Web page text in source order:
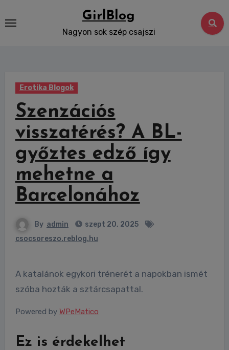
to
GirlBlog
Nagyon sok szép csajszi
Erotika Blogok
Szenzációs
visszatérés? A BL-
győztes edző így
mehetne a
Barcelonához
By admin
szept 20, 2025
csocsoreszo.reblog.hu
A katalánok egykori trénerét a napokban ismét
szóba hozták a sztárcsapattal.
Powered by WPeMatico
Ez is érdekelhet